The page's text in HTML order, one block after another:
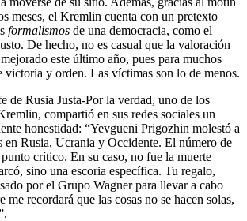
meses, el Kremlin cuenta con un pretexto
formalismos de una democracia, como el
De hecho, no es casual que la valoración
este último año, pues para muchos
victoria y orden. Las víctimas son lo de menos.
de Rusia Justa-Por la verdad, uno de los
compartió en sus redes sociales un
honestidad: “Yevgueni Prigozhin molestó a
en Rusia, Ucrania y Occidente. El número de
crítico. En su caso, no fue la muerte
sino una escoria específica. Tu regalo,
por el Grupo Wagner para llevar a cabo
me recordará que las cosas no se hacen solas,